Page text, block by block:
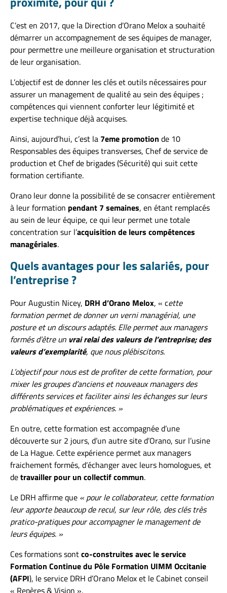
C’est en 2017, que la Direction d’Orano Melox a souhaité
démarrer un accompagnement de ses équipes de manager,
pour permettre une meilleure organisation et structuration
de leur organisation.
L’objectif est de donner les clés et outils nécessaires pour
assurer un management de qualité au sein des équipes ;
compétences qui viennent conforter leur légitimité et
expertise technique déjà acquises.
Ainsi, aujourd’hui, c’est la 7eme promotion de 10
Responsables des équipes transverses, Chef de service de
production et Chef de brigades (Sécurité) qui suit cette
formation certifiante.
Orano leur donne la possibilité de se consacrer entièrement
à leur formation pendant 7 semaines, en étant remplacés
au sein de leur équipe, ce qui leur permet une totale
concentration sur l’acquisition de leurs compétences
managériales.
Quels avantages pour les salariés, pour
l’entreprise ?
Pour Augustin Nicey, DRH d’Orano Melox, « cette
formation permet de donner un verni managérial, une
posture et un discours adaptés. Elle permet aux managers
formés d’être un vrai relai des valeurs de l’entreprise; des
valeurs d’exemplarité, que nous plébiscitons.
L’objectif pour nous est de profiter de cette formation, pour
mixer les groupes d’anciens et nouveaux managers des
différents services et faciliter ainsi les échanges sur leurs
problématiques et expériences. »
En outre, cette formation est accompagnée d’une
découverte sur 2 jours, d’un autre site d’Orano, sur l’usine
de La Hague. Cette expérience permet aux managers
fraichement formés, d’échanger avec leurs homologues, et
detravailler pour un collectif commun.
Le DRH affirme que « pour le collaborateur, cette formation
leur apporte beaucoup de recul, sur leur rôle, des clés très
pratico-pratiques pour accompagner le management de
leurs équipes. »
Ces formations sontco-construites avec le service
Formation Continue du Pôle Formation UIMM Occitanie
(AFPI), le service DRH d’Orano Melox et le Cabinet conseil
« Repères & Vision ».